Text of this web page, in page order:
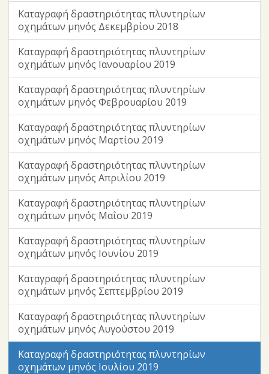
Καταγραφή δραστηριότητας πλυντηρίων
οχημάτων μηνός Δεκεμβρίου 2018
Καταγραφή δραστηριότητας πλυντηρίων
οχημάτων μηνός Ιανουαρίου 2019
Καταγραφή δραστηριότητας πλυντηρίων
οχημάτων μηνός Φεβρουαρίου 2019
Καταγραφή δραστηριότητας πλυντηρίων
οχημάτων μηνός Μαρτίου 2019
Καταγραφή δραστηριότητας πλυντηρίων
οχημάτων μηνός Απριλίου 2019
Καταγραφή δραστηριότητας πλυντηρίων
οχημάτων μηνός Μαΐου 2019
Καταγραφή δραστηριότητας πλυντηρίων
οχημάτων μηνός Ιουνίου 2019
Καταγραφή δραστηριότητας πλυντηρίων
οχημάτων μηνός Σεπτεμβρίου 2019
Καταγραφή δραστηριότητας πλυντηρίων
οχημάτων μηνός Αυγούστου 2019
Καταγραφή δραστηριότητας πλυντηρίων
οχημάτων μηνός Ιουλίου 2019